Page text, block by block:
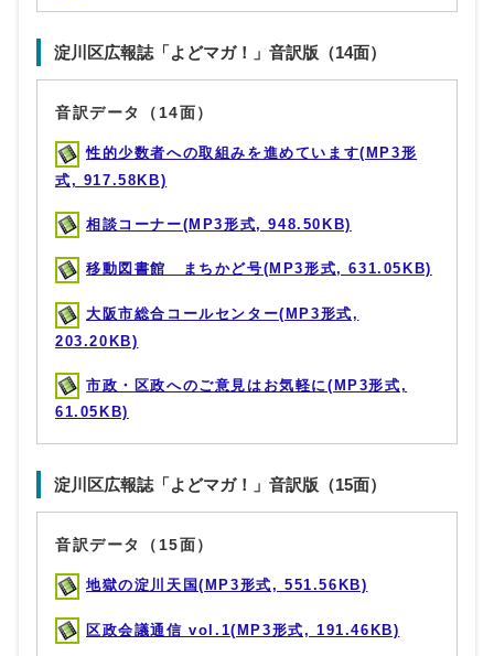
淀川区広報誌「よどマガ！」音訳版（14面）
音訳データ（14面）
性的少数者への取組みを進めています(MP3形
式, 917.58KB)
相談コーナー(MP3形式, 948.50KB)
移動図書館 まちかど号(MP3形式, 631.05KB)
大阪市総合コールセンター(MP3形式,
203.20KB)
市政・区政へのご意見はお気軽に(MP3形式,
61.05KB)
淀川区広報誌「よどマガ！」音訳版（15面）
音訳データ（15面）
地獄の淀川天国(MP3形式, 551.56KB)
区政会議通信 vol.1(MP3形式, 191.46KB)